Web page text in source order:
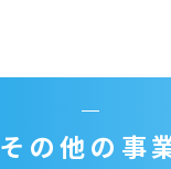
その他の事